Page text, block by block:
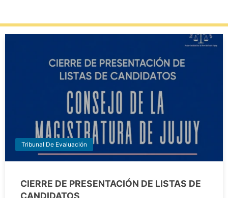
Tribunal De Evaluación
CIERRE DE PRESENTACIÓN DE LISTAS DE
CANDIDATOS